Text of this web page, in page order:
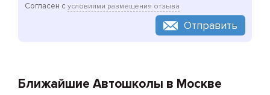
Согласен с условиями размещения отзыва
Отправить
Ближайшие Автошколы в Москве